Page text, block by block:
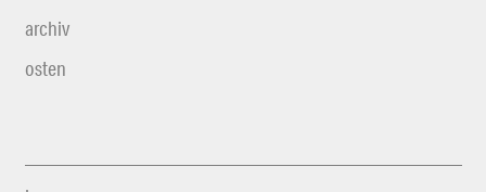
archiv
osten